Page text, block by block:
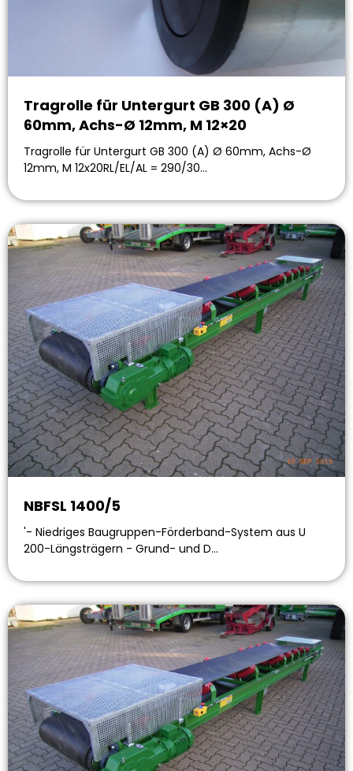
Tragrolle für Untergurt GB 300 (A) Ø
60mm, Achs-Ø 12mm, M 12×20
Tragrolle für Untergurt GB 300 (A) Ø 60mm, Achs-Ø
12mm, M 12x20RL/EL/AL = 290/30…
NBFSL 1400/5
'- Niedriges Baugruppen-Förderband-System aus U
200-Längsträgern - Grund- und D…